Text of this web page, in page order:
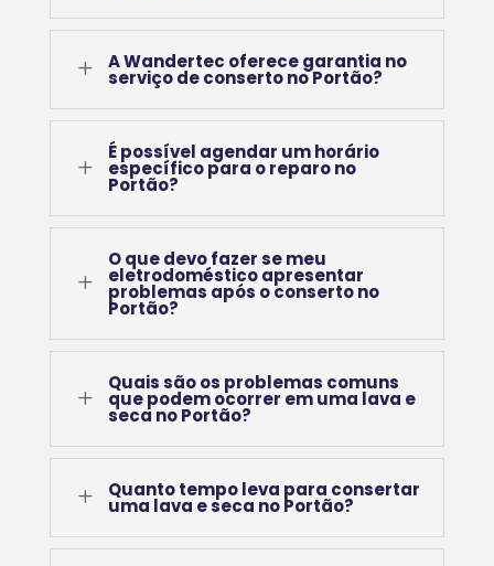
L A Wandertec oferece garantia no
serviço de conserto no Portão?
L
É possível agendar um horário
específico para o reparo no
Portão?
L
O que devo fazer se meu
eletrodoméstico apresentar
problemas após o conserto no
Portão?
L
Quais são os problemas comuns
que podem ocorrer em uma lava e
seca no Portão?
L Quanto tempo leva para consertar
uma lava e seca no Portão?